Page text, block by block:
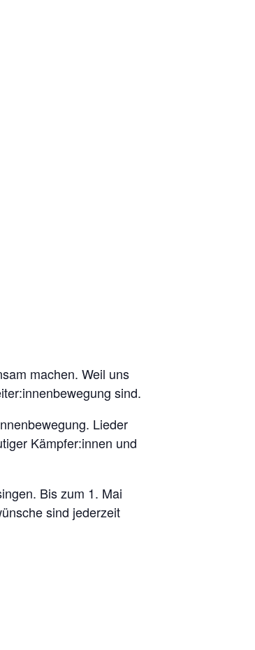
machen. Weil uns
sind.
Lieder
Kämpfer:innen und
Bis zum 1. Mai
sind jederzeit